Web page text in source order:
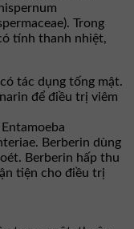
Trong
tính thanh nhiệt,
tác dụng tống mật.
để điều trị viêm
Berberin dùng
Berberin hấp thu
tiện cho điều trị